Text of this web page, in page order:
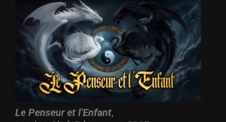
Le Penseur et l’Enfant,